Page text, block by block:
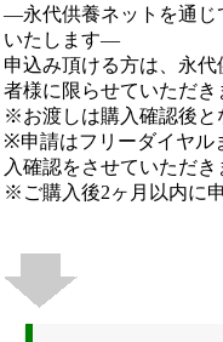
―永代供養ネットを通じ
いたします―
申込み頂ける方は、永
者様に限らせていただき
※お渡しは購入確認後と
※申請はフリーダイヤル
入確認をさせていただき
※ご購入後2ヶ月以内に